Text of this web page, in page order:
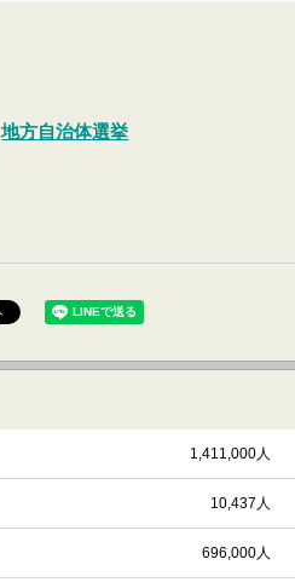
地方自治体選挙
1,411,000人
10,437人
696,000人